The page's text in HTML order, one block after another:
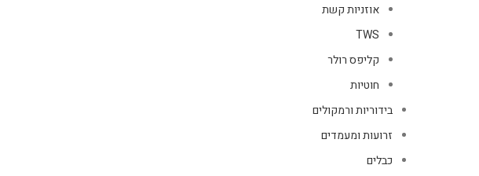
אוזניות קשת
TWS
קליפס רולר
חוטיות
בידוריות ורמקולים
זרועות ומעמדים
כבלים